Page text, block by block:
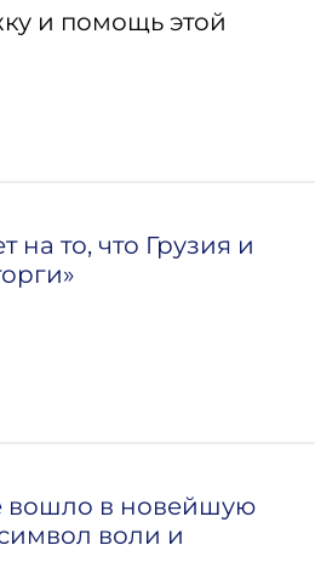
и помощь этой
на то, что Грузия и
вошло в новейшую
воли и